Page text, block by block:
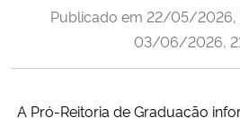
Ministério da Cidadania
Ministério de Minas e Energia
Publicado em 22/05/2026,
03/06/2026,
A Pró-Reitoria de Graduação